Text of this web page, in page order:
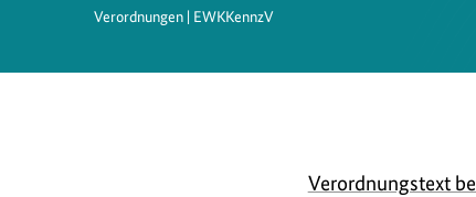
Verordnungen | EWKKennzV
D
Verordnungstext